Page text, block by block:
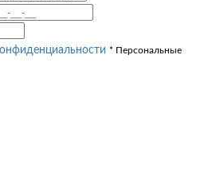
* Персональные